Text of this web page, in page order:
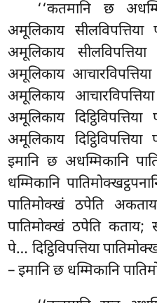
‘‘कतमानि छ
अमूलिकाय
अमूलिकाय
अमूलिकाय
अमूलिकाय
अमूलिकाय
अमूलिकाय
इमानि छ अधम्मिकानि
धम्मिकानि
पातिमोक्खं ठपेति
पातिमोक्खं ठपेति कताय;
पे… दिट्ठिविपत्तिया
– इमानि छ धम्मिकानि